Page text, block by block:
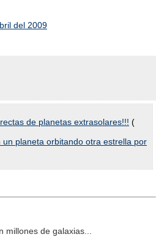
del 2009
de planetas extrasolares!!! (
un planeta orbitando otra estrella por
millones de galaxias...